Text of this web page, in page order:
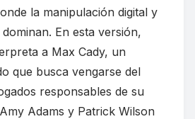
la manipulación digital y
En esta versión,
a Max Cady, un
que busca vengarse del
responsables de su
Adams y Patrick Wilson